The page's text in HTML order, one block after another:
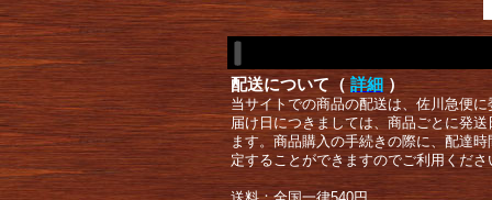
配送について（ 詳細 ）
当サイトでの商品の配送は、佐川急便
届け日につきましては、商品ごとに発
ます。商品購入の手続きの際に、配達
定することができますのでご利用くださ